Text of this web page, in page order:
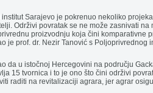
Sarajevo je pokrenuo nekoliko
Održivi povratak se ne može zasnivati
proizvodnju koja čini komparativne
je prof. dr. Nezir Tanović s Poljoprivrednog
da u istočnoj Hercegovini na području
15 tvornica i to je ono što čini održivi
raditi na revitalizaciji agrara, jer agrar